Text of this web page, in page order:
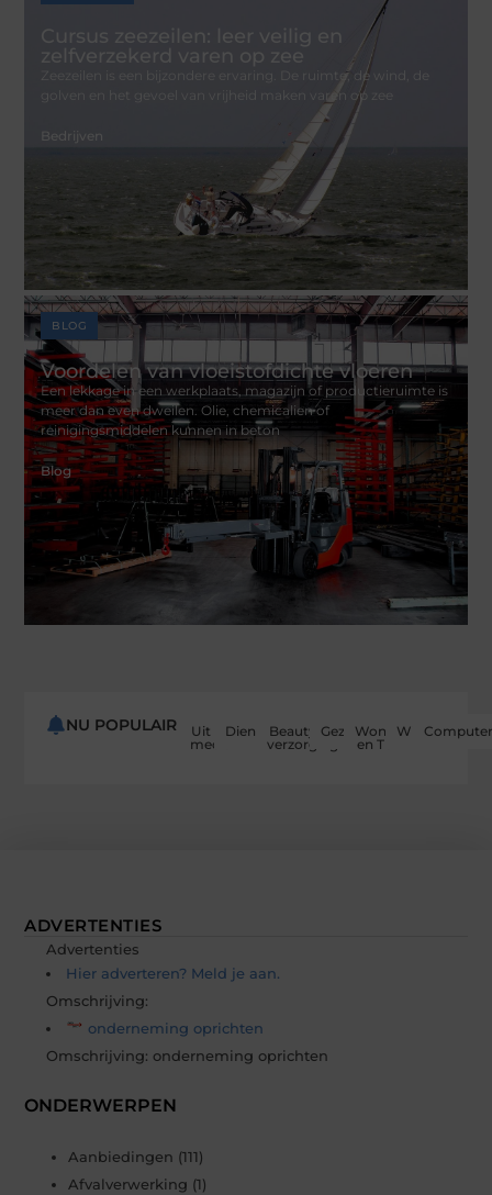
Cursus zeezeilen: leer veilig en
zelfverzekerd varen op zee
Zeezeilen is een bijzondere ervaring. De ruimte, de wind, de
golven en het gevoel van vrijheid maken varen op zee
Bedrijven
BLOG
Voordelen van vloeistofdichte vloeren
Een lekkage in een werkplaats, magazijn of productieruimte is
meer dan even dweilen. Olie, chemicalien of
reinigingsmiddelen kunnen in beton
Blog
NU POPULAIR
Uit de
media
Dienstverlening
Beauty en
verzorging
Gezondheid
Woning
en Tuin
Winkelen
ADVERTENTIES
Advertenties
Hier adverteren? Meld je aan.
Omschrijving:
onderneming oprichten
Omschrijving: onderneming oprichten
ONDERWERPEN
Aanbiedingen (111)
Afvalverwerking (1)